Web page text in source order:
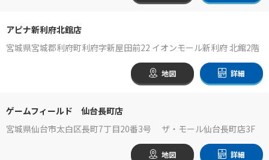
アピナ新利府北館店
宮城県宮城郡利府町利府字新屋田前22 イオンモール新利府 北館2階
地図 詳細
ゲームフィールド 仙台長町店
宮城県仙台市太白区長町7丁目20番3号 ザ・モール仙台長町店3F
地図 詳細